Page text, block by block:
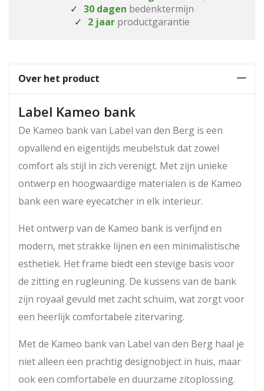
30 dagen bedenktermijn
2 jaar productgarantie
Over het product
Label Kameo bank
De Kameo bank van Label van den Berg is een
opvallend en eigentijds meubelstuk dat zowel
comfort als stijl in zich verenigt. Met zijn unieke
ontwerp en hoogwaardige materialen is de Kameo
bank een ware eyecatcher in elk interieur.
Het ontwerp van de Kameo bank is verfijnd en
modern, met strakke lijnen en een minimalistische
esthetiek. Het frame biedt een stevige basis voor
de zitting en rugleuning. De kussens van de bank
zijn royaal gevuld met zacht schuim, wat zorgt voor
een heerlijk comfortabele zitervaring.
Met de Kameo bank van Label van den Berg haal je
niet alleen een prachtig designobject in huis, maar
ook een comfortabele en duurzame zitoplossing.